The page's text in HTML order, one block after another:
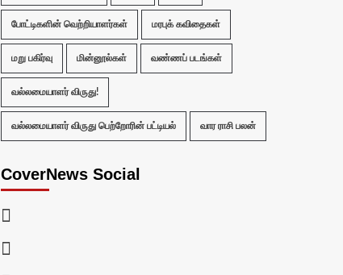
போட்டிகளின் வெற்றியாளர்கள் மரபுக் கவிதைகள்
மறு பகிர்வு மின்னூல்கள் வண்ணப் படங்கள்
வல்லமையாளர் விருது!
வல்லமையாளர் விருது பெற்றோரின் பட்டியல் வார ராசி பலன்
CoverNews Social